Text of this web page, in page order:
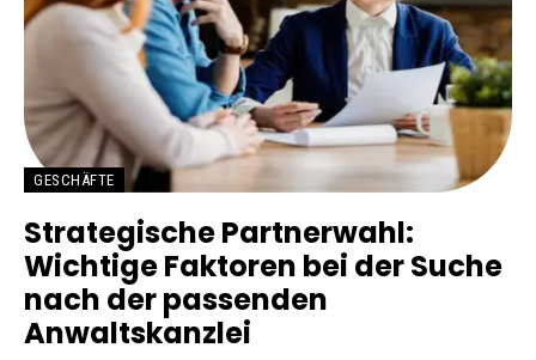
GESCHÄFTE
Strategische Partnerwahl:
Wichtige Faktoren bei der Suche
nach der passenden
Anwaltskanzlei